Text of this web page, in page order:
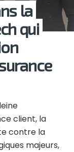
la
qui
client, la
contre la
majeurs,